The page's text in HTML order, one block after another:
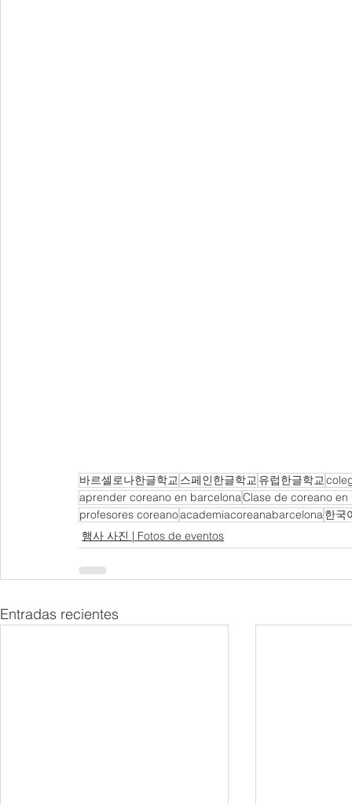
바르셀로나한글학교 스페인한글학교 유럽한글학교
aprender coreano en barcelonaClase de coreano
profesores coreanoacademiacoreanabarcelona한국
행사 사진 | Fotos de eventos
Entradas recientes